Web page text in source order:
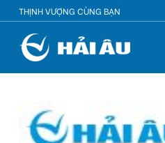
Skip
to
content
THỊNH VƯỢNG CÙNG BẠN